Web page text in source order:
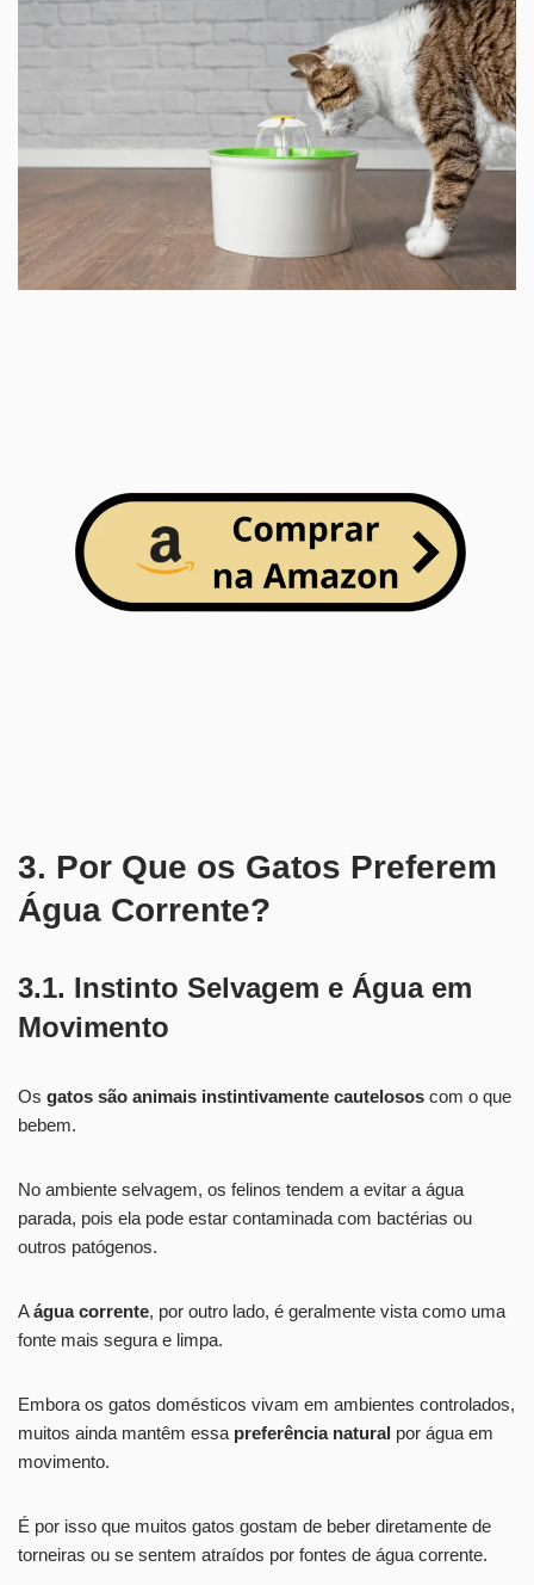
3. Por Que os Gatos Preferem
Água Corrente?
3.1. Instinto Selvagem e Água em
Movimento
Os gatos são animais instintivamente cautelosos com o que
bebem.
No ambiente selvagem, os felinos tendem a evitar a água
parada, pois ela pode estar contaminada com bactérias ou
outros patógenos.
Aágua corrente, por outro lado, é geralmente vista como uma
fonte mais segura e limpa.
Embora os gatos domésticos vivam em ambientes controlados,
muitos ainda mantêm essa preferência natural por água em
movimento.
É por isso que muitos gatos gostam de beber diretamente de
torneiras ou se sentem atraídos por fontes de água corrente.